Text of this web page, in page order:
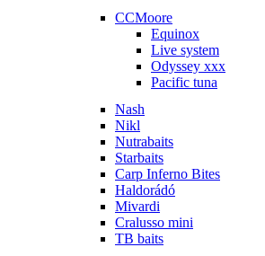
CCMoore
Equinox
Live system
Odyssey xxx
Pacific tuna
Nash
Nikl
Nutrabaits
Starbaits
Carp Inferno Bites
Haldorádó
Mivardi
Cralusso mini
TB baits